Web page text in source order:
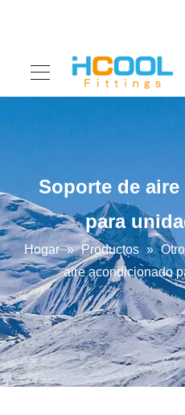
Soporte de
para
Hogar » Productos »
aire acondicionado